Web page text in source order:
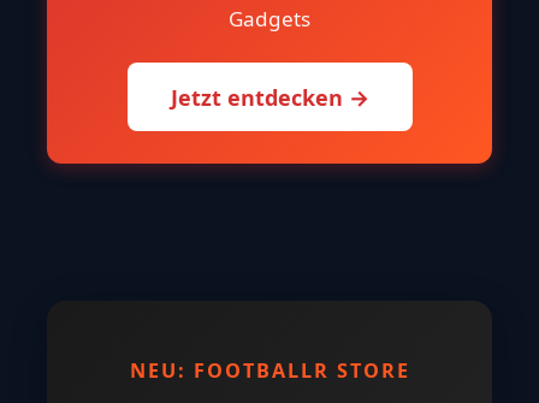
Gadgets
Jetzt entdecken →
NEU: FOOTBALLR STORE